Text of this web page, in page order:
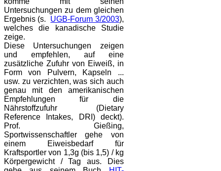
Untersuchungen zu dem gleichen
Ergebnis (s. UGB-Forum 3/2003),
welches die kanadische Studie
zeige.
Diese Untersuchungen zeigen
und empfehlen, auf eine
zusätzliche Zufuhr von Eiweiß, in
Form von Pulvern, Kapseln ...
usw. zu verzichten, was sich auch
genau mit den amerikanischen
Empfehlungen für die
Nährstoffzufuhr (Dietary
Reference Intakes, DRI) deckt).
Prof. Gießing,
Sportwissenschaftler gehe von
einem Eiweisbedarf für
Kraftsportler von 1,3g (bis 1,5) / kg
Körpergewicht / Tag aus. Dies